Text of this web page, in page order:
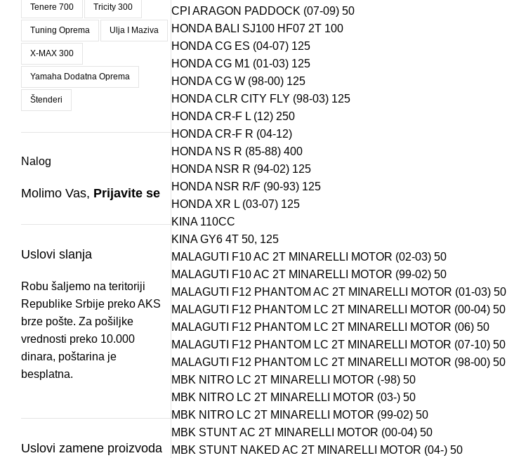
CPI ARAGON PADDOCK (07-09) 50
HONDA BALI SJ100 HF07 2T 100
HONDA CG ES (04-07) 125
HONDA CG M1 (01-03) 125
HONDA CG W (98-00) 125
HONDA CLR CITY FLY (98-03) 125
HONDA CR-F L (12) 250
HONDA CR-F R (04-12)
HONDA NS R (85-88) 400
HONDA NSR R (94-02) 125
HONDA NSR R/F (90-93) 125
HONDA XR L (03-07) 125
KINA 110CC
KINA GY6 4T 50, 125
MALAGUTI F10 AC 2T MINARELLI MOTOR (02-03) 50
MALAGUTI F10 AC 2T MINARELLI MOTOR (99-02) 50
MALAGUTI F12 PHANTOM AC 2T MINARELLI MOTOR (01-03) 50
MALAGUTI F12 PHANTOM LC 2T MINARELLI MOTOR (00-04) 50
MALAGUTI F12 PHANTOM LC 2T MINARELLI MOTOR (06) 50
MALAGUTI F12 PHANTOM LC 2T MINARELLI MOTOR (07-10) 50
MALAGUTI F12 PHANTOM LC 2T MINARELLI MOTOR (98-00) 50
MBK NITRO LC 2T MINARELLI MOTOR (-98) 50
MBK NITRO LC 2T MINARELLI MOTOR (03-) 50
MBK NITRO LC 2T MINARELLI MOTOR (99-02) 50
MBK STUNT AC 2T MINARELLI MOTOR (00-04) 50
MBK STUNT NAKED AC 2T MINARELLI MOTOR (04-) 50
Tenere 700 Tricity 300
Tuning Oprema Ulja I Maziva
X-MAX 300
Yamaha Dodatna Oprema
Štenderi
Nalog
Molimo Vas, Prijavite se
Uslovi slanja
Robu šaljemo na teritoriji
Republike Srbije preko AKS
brze pošte. Za pošiljke
vrednosti preko 10.000
dinara, poštarina je
besplatna.
Uslovi zamene proizvoda